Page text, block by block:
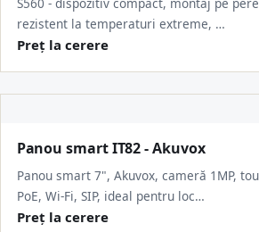
rezistent la temperaturi extreme, …
Preț la cerere
Panou smart IT82 - Akuvox
Panou smart 7", Akuvox, cameră 1MP,
PoE, Wi-Fi, SIP, ideal pentru loc…
Preț la cerere